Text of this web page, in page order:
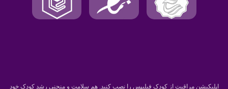
اپلیکیشن مراقبت از کودک فیلیپس را نصب کنید. هم سلامت و منحنی رشد کودک خود